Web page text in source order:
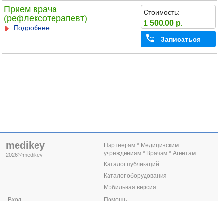
Прием врача
(рефлексотерапевт)
Подробнее
Стоимость:
1 500.00 р.
Записаться
medikey
2026@medikey
Вход
Партнерам * Медицинским
учреждениям * Врачам * Агентам
Каталог публикаций
Каталог оборудования
Мобильная версия
Помощь